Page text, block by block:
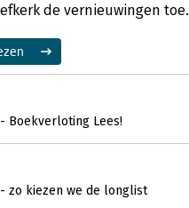
de vernieuwingen toe.
Boekverloting Lees!
zo kiezen we de longlist